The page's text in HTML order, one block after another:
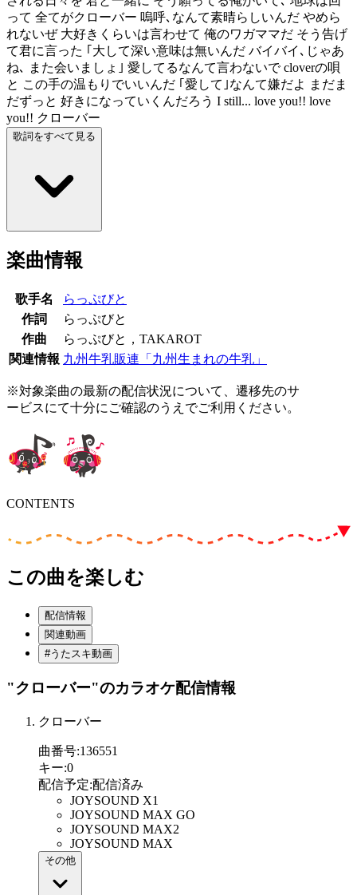
って 全てがクローバー 嗚呼､なんて素晴らしいんだ やめら
れないぜ 大好きくらいは言わせて 俺のワガママだ そう告げ
て君に言った ｢大して深い意味は無いんだ バイバイ､じゃあ
ね､ また会いましょ｣ 愛してるなんて言わないで cloverの唄
と この手の温もりでいいんだ ｢愛して｣なんて嫌だよ まだま
だずっと 好きになっていくんだろう I still... love you!! love
you!! クローバー
歌詞をすべて見る
楽曲情報
歌手名
らっぷびと
作詞
らっぷびと
作曲
らっぷびと，TAKAROT
関連情報 九州牛乳販連「九州生まれの牛乳」
※対象楽曲の最新の配信状況について、遷移先のサ
ービスにて十分にご確認のうえでご利用ください。
CONTENTS
この曲を楽しむ
配信情報
関連動画
#うたスキ動画
"クローバー"のカラオケ配信情報
クローバー
曲番号:136551
キー:0
配信予定:配信済み
JOYSOUND X1
JOYSOUND MAX GO
JOYSOUND MAX2
JOYSOUND MAX
その他